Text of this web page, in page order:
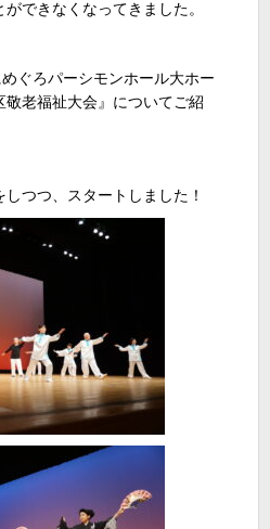
できなくなってきました。
ぐろパーシモンホール大ホー
敬老福祉大会』についてご紹
つつ、スタートしました！